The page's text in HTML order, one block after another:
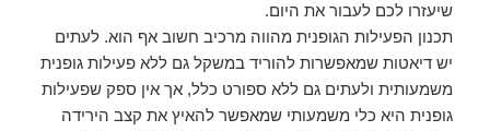
שיעזרו לכם לעבור את היום.
תכנון הפעילות הגופנית מהווה מרכיב חשוב אף הוא. לעתים
יש דיאטות שמאפשרות להוריד במשקל גם ללא פעילות גופנית
משמעותית ולעתים גם ללא ספורט כלל, אך אין ספק שפעילות
גופנית היא כלי משמעותי שמאפשר להאיץ את קצב הירידה